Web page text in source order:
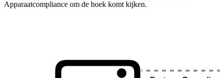
Apparaatcompliance om de hoek komt kijken.